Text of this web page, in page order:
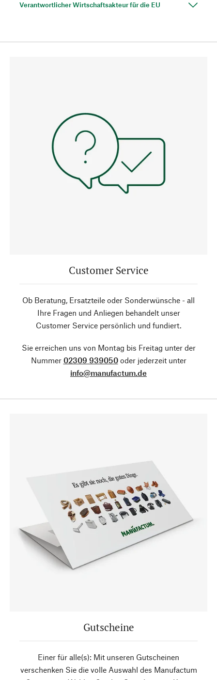
Verantwortlicher Wirtschaftsakteur für die EU
Customer Service
Ob Beratung, Ersatzteile oder Sonderwünsche - all
Ihre Fragen und Anliegen behandelt unser
Customer Service persönlich und fundiert.
Sie erreichen uns von Montag bis Freitag unter der
Nummer 02309 939050oder jederzeit unter
info@manufactum.de
Gutscheine
Einer für alle(s): Mit unseren Gutscheinen
verschenken Sie die volle Auswahl des Manufactum